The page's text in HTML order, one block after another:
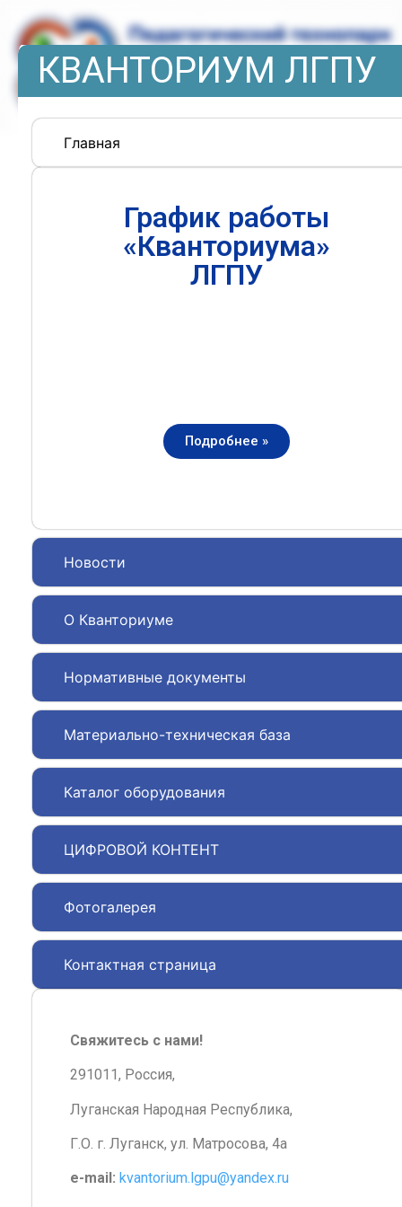
КВАНТОРИУМ ЛГПУ
Главная
Новости
О Кванториуме
Нормативные документы
Материально-техническая база
Каталог оборудования
ЦИФРОВОЙ КОНТЕНТ
Фотогалерея
Контактная страница
График работы
«Кванториума»
ЛГПУ
Подробнее »
Свяжитесь с нами!
291011, Россия,
Луганская Народная Республика,
Г.О. г. Луганск, ул. Матросова, 4а
e-mail: kvantorium.lgpu@yandex.ru